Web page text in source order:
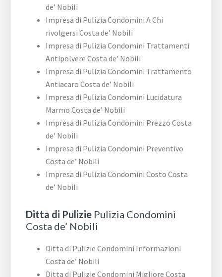
de’ Nobili
Impresa di Pulizia Condomini A Chi
rivolgersi Costa de’ Nobili
Impresa di Pulizia Condomini Trattamenti
Antipolvere Costa de’ Nobili
Impresa di Pulizia Condomini Trattamento
Antiacaro Costa de’ Nobili
Impresa di Pulizia Condomini Lucidatura
Marmo Costa de’ Nobili
Impresa di Pulizia Condomini Prezzo Costa
de’ Nobili
Impresa di Pulizia Condomini Preventivo
Costa de’ Nobili
Impresa di Pulizia Condomini Costo Costa
de’ Nobili
Ditta di Pulizie Pulizia Condomini
Costa de’ Nobili
Ditta di Pulizie Condomini Informazioni
Costa de’ Nobili
Ditta di Pulizie Condomini Migliore Costa